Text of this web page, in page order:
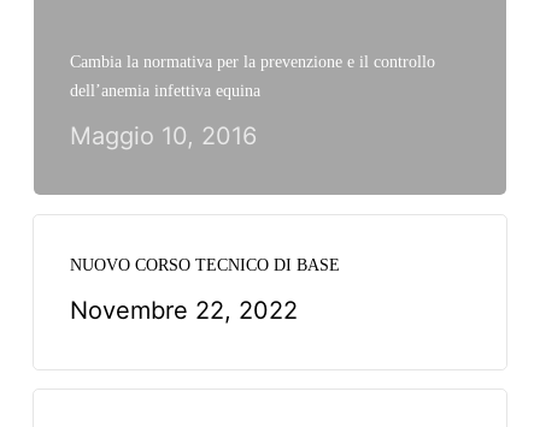
Cambia la normativa per la prevenzione e il controllo
dell’anemia infettiva equina
Maggio 10, 2016
NUOVO CORSO TECNICO DI BASE
Novembre 22, 2022